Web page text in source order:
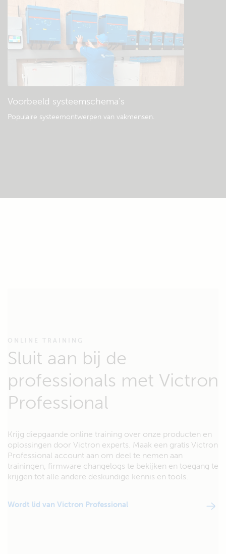
Voorbeeld systeemschema's
Populaire systeemontwerpen van vakmensen.
ONLINE TRAINING
Sluit aan bij de
professionals met Victron
Professional
Krijg diepgaande online training over onze producten en
oplossingen door Victron experts. Maak een gratis Victron
Professional account aan om deel te nemen aan
trainingen, firmware changelogs te bekijken en toegang te
krijgen tot alle andere deskundige kennis en tools.
Wordt lid van Victron Professional